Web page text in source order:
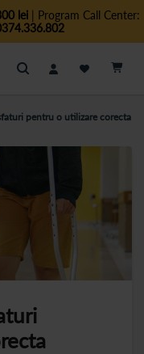
lei| Program Call Center:
Cautare
pentru o utilizare corecta